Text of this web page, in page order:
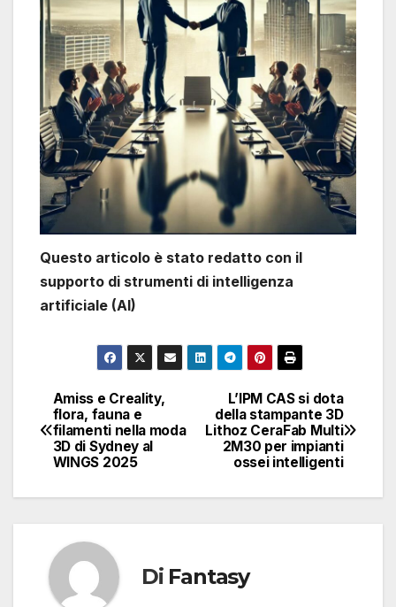
Questo articolo è stato redatto con il
supporto di strumenti di intelligenza
artificiale (AI)
Navigazione
articoli
L’IPM CAS si dota
della stampante 3D
Lithoz CeraFab Multi
2M30 per impianti
ossei intelligenti
Amiss e Creality,
flora, fauna e
filamenti nella moda
3D di Sydney al
WINGS 2025
Di Fantasy